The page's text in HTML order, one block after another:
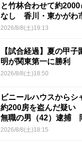
と竹林合わせて約
なし 香川・東かがわ
2026/8/8(土)19:13
【試合経過】夏の甲
明が関東第一に勝利
2026/8/8(土)18:50
ビニールハウスからシ
約200房を盗んだ疑
無職の男（42）逮捕
2026/8/8(土)18:15